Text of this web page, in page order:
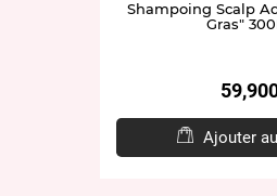
Shampoing Scalp
Gras"
Prix
Ajouter